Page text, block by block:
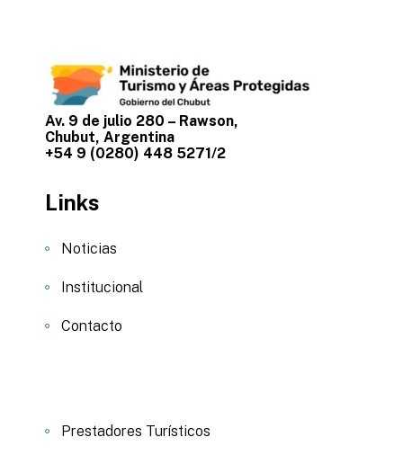
Av. 9 de julio 280 – Rawson,
Chubut, Argentina
+54 9 (0280) 448 5271/2
Links
Noticias
Institucional
Contacto
Prestadores Turísticos